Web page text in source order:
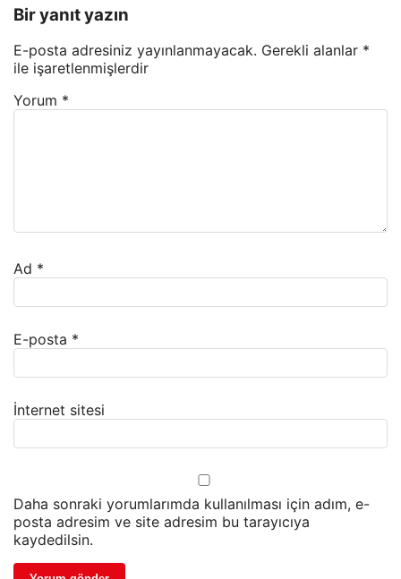
Bir yanıt yazın
E-posta adresiniz yayınlanmayacak. Gerekli alanlar *
ile işaretlenmişlerdir
Yorum *
Ad *
E-posta *
İnternet sitesi
Daha sonraki yorumlarımda kullanılması için adım, e-
posta adresim ve site adresim bu tarayıcıya
kaydedilsin.